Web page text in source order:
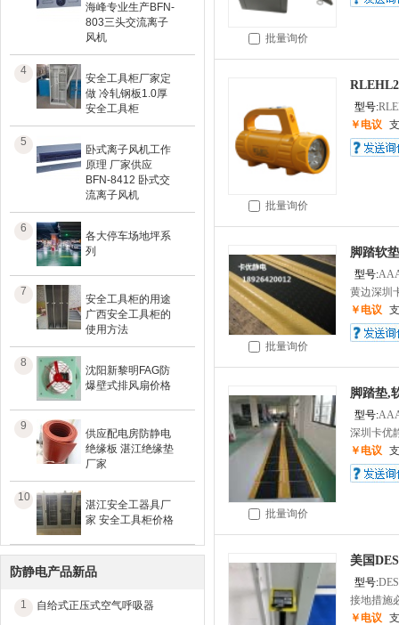
海峰专业生产BFN-
803三头交流离子
风机
4
安全工具柜厂家定
做 冷轧钢板1.0厚
安全工具柜
5
卧式离子风机工作
原理 厂家供应
BFN-8412 卧式交
流离子风机
6
各大停车场地坪系
列
7
安全工具柜的用途
广西安全工具柜的
使用方法
8
沈阳新黎明FAG防
爆壁式排风扇价格
9
供应配电房防静电
绝缘板 湛江绝缘垫
厂家
10
湛江安全工器具厂
家 安全工具柜价格
防静电产品新品
1 自给式正压式空气呼吸器
批量询价
批量询价
型号:
￥电议
批量询价
脚踏软
型号:
黄边深圳
￥电议
批量询价
脚踏垫,
型号:
深圳卡优
￥电议
美国
型号:
接地措施
￥电议